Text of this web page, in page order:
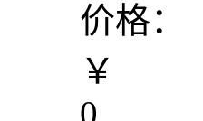
价格：
￥